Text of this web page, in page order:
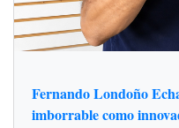
Fernando Londoño
imborrable como